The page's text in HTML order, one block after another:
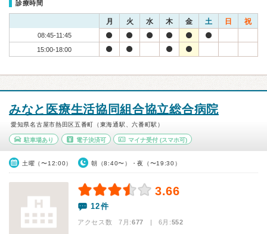
診療時間
月 火 水 木 金 土 日 祝
08:45-11:45
15:00-18:00
みなと医療生活協同組合協立総合病院
愛知県名古屋市熱田区五番町（東海通駅、六番町駅）
駐車場あり 電子決済可 マイナ受付 (スマホ可)
土曜（〜12:00） 朝（8:40〜）・夜（〜19:30）
3.66
12件
アクセス数 7月:677 | 6月:552